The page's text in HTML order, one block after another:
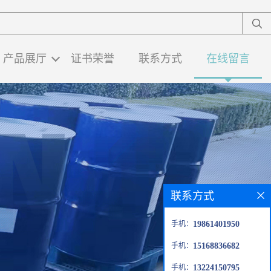
产品展厅 证书荣誉 联系方式 在线留言
联系方式
手机： 19861401950
手机： 15168836682
手机： 13224150795